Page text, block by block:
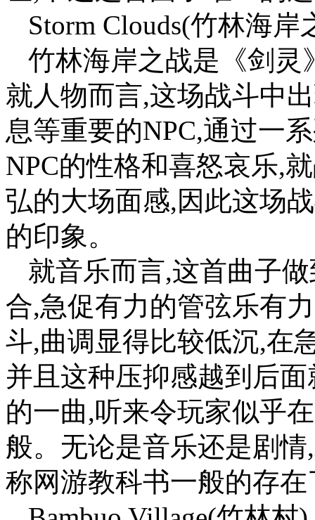
Storm Clouds(竹林海岸
竹林海岸之战是《剑灵
就人物而言,这场战斗中
息等重要的NPC,通过一
NPC的性格和喜怒哀乐,
弘的大场面感,因此这场
的印象。
就音乐而言,这首曲子
合,急促有力的管弦乐有
斗,曲调显得比较低沉,在
并且这种压抑感越到后
的一曲,听来令玩家似乎
般。无论是音乐还是剧
称网游教科书一般的存在